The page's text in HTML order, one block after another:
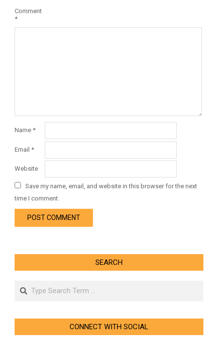
Comment
*
Name *
Email *
Website
Save my name, email, and website in this browser for the next
time I comment.
SEARCH
Search
CONNECT WITH SOCIAL